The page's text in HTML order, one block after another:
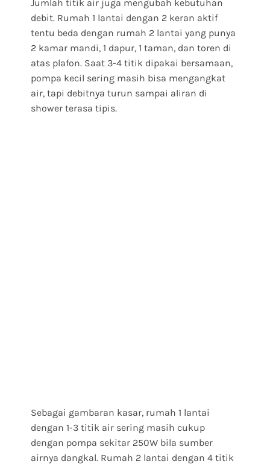
Jumlah titik air juga mengubah kebutuhan
debit. Rumah 1 lantai dengan 2 keran aktif
tentu beda dengan rumah 2 lantai yang punya
2 kamar mandi, 1 dapur, 1 taman, dan toren di
atas plafon. Saat 3-4 titik dipakai bersamaan,
pompa kecil sering masih bisa mengangkat
air, tapi debitnya turun sampai aliran di
shower terasa tipis.
Sebagai gambaran kasar, rumah 1 lantai
dengan 1-3 titik air sering masih cukup
dengan pompa sekitar 250W bila sumber
airnya dangkal. Rumah 2 lantai dengan 4 titik